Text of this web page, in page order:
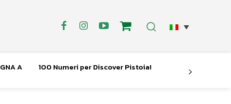
A 100 Numeri per Discover Pistoia!